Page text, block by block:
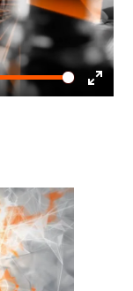
Enter